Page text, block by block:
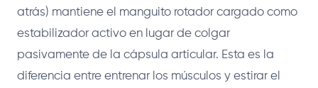
atrás) mantiene el manguito rotador cargado como
estabilizador activo en lugar de colgar
pasivamente de la cápsula articular. Esta es la
diferencia entre entrenar los músculos y estirar el